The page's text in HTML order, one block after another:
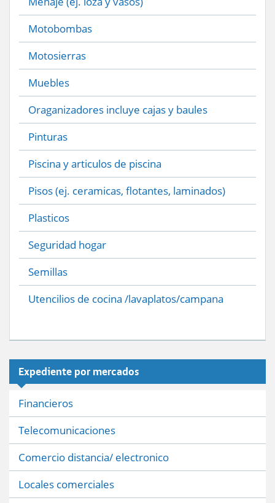
Motobombas
Motosierras
Muebles
Oraganizadores incluye cajas y baules
Pinturas
Piscina y articulos de piscina
Pisos (ej. ceramicas, flotantes, laminados)
Plasticos
Seguridad hogar
Semillas
Utencilios de cocina /lavaplatos/campana
Expediente por mercados
Financieros
Telecomunicaciones
Comercio distancia/ electronico
Locales comerciales